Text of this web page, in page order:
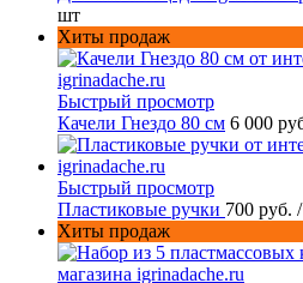
шт
Хиты продаж
Быстрый просмотр
Качели Гнездо 80 см 6 000
Быстрый просмотр
Пластиковые ручки 700 руб.
Хиты продаж